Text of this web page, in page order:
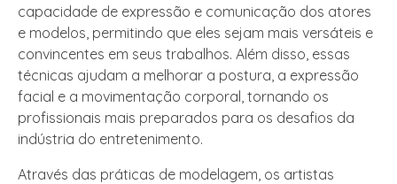
capacidade de expressão e comunicação dos atores
e modelos, permitindo que eles sejam mais versáteis e
convincentes em seus trabalhos. Além disso, essas
técnicas ajudam a melhorar a postura, a expressão
facial e a movimentação corporal, tornando os
profissionais mais preparados para os desafios da
indústria do entretenimento.
Através das práticas de modelagem, os artistas